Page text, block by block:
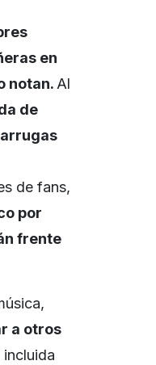
en
notan.Al
de
de fans,
por
frente
a otros
incluida